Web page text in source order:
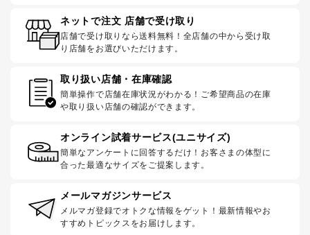
ネットで注文 店舗で受け取り
店舗で受け取りなら送料無料！全店舗の中から受け取
り店舗をお選びいただけます。
取り扱い店舗・在庫確認
簡単操作で店舗在庫状況がわかる！ご希望商品の在庫
や取り扱い店舗の確認ができます。
オンライン試着サービス(ユニサイズ)
簡単なアンケートに回答するだけ！お客さまの体型に
合った最適なサイズをご提案します。
メールマガジンサービス
メルマガ登録でオトクな情報をゲット！最新情報やお
すすめトピックスをお届けします。